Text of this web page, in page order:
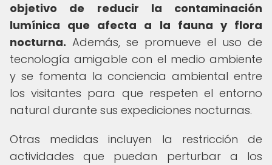
objetivo de reducir la contaminación
lumínica que afecta a la fauna y flora
nocturna. Además, se promueve el uso de
tecnología amigable con el medio ambiente
y se fomenta la conciencia ambiental entre
los visitantes para que respeten el entorno
natural durante sus expediciones nocturnas.
Otras medidas incluyen la restricción de
actividades que puedan perturbar a los